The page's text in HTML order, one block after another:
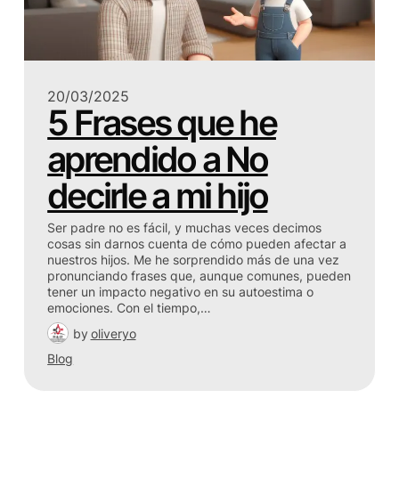
20/03/2025
5 Frases que he
aprendido a No
decirle a mi hijo
Ser padre no es fácil, y muchas veces decimos
cosas sin darnos cuenta de cómo pueden afectar a
nuestros hijos. Me he sorprendido más de una vez
pronunciando frases que, aunque comunes, pueden
tener un impacto negativo en su autoestima o
emociones. Con el tiempo,…
by oliveryo
Blog